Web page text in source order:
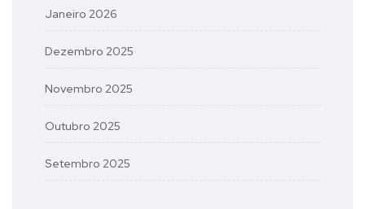
Janeiro 2026
Dezembro 2025
Novembro 2025
Outubro 2025
Setembro 2025